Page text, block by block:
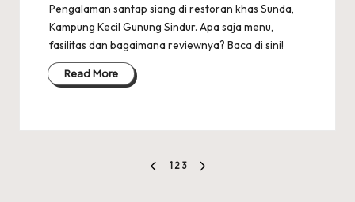
Pengalaman santap siang di restoran khas Sunda,
Kampung Kecil Gunung Sindur. Apa saja menu,
fasilitas dan bagaimana reviewnya? Baca di sini!
Read More
PREVIOUS
1 2 3